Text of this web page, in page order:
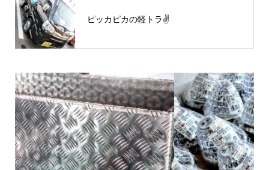
ピッカピカの軽トラ✌